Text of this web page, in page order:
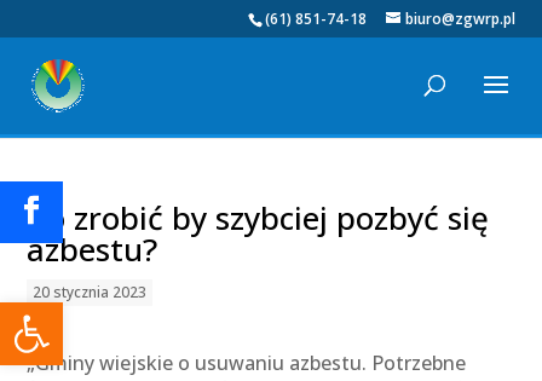
Otwórz pasek narzędzi
(61) 851-74-18 biuro@zgwrp.pl
Co zrobić by szybciej pozbyć się
azbestu?
20 stycznia 2023
„Gminy wiejskie o usuwaniu azbestu. Potrzebne